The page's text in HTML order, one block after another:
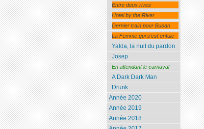
Entre deux rives
Hotel by the River
Dernier train pour Busan
La Femme qui s’est enfuie
Yalda, la nuit du pardon
Josep
En attendant le carnaval
A Dark Dark Man
Drunk
Année 2020
Année 2019
Année 2018